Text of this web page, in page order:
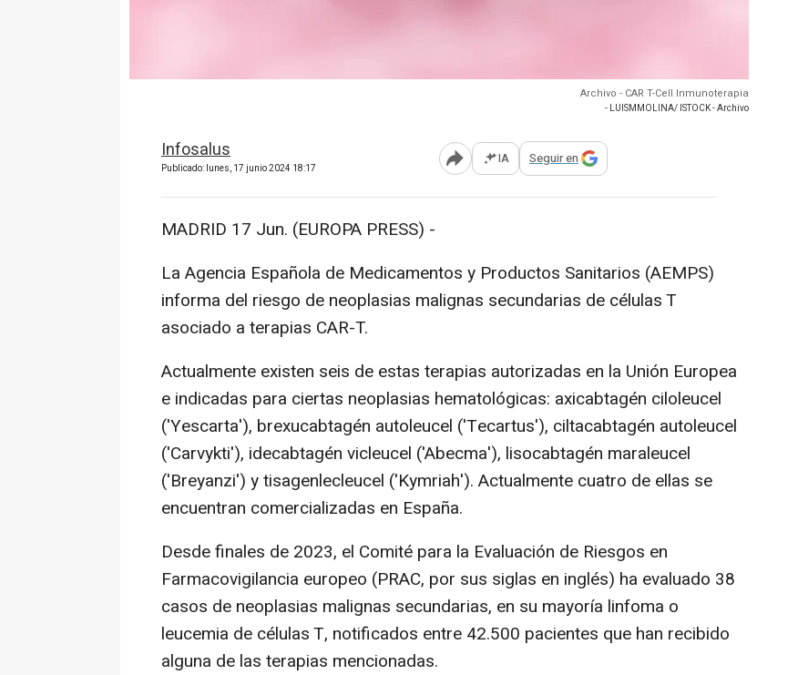
Archivo - CAR T-Cell Inmunoterapia
- LUISMMOLINA/ ISTOCK - Archivo
Infosalus
Publicado: lunes, 17 junio 2024 18:17 Abrir opciones para compartir
IA Seguir en
MADRID 17 Jun. (EUROPA PRESS) -
La Agencia Española de Medicamentos y Productos Sanitarios (AEMPS)
informa del riesgo de neoplasias malignas secundarias de células T
asociado a terapias CAR-T.
Actualmente existen seis de estas terapias autorizadas en la Unión Europea
e indicadas para ciertas neoplasias hematológicas: axicabtagén ciloleucel
('Yescarta'), brexucabtagén autoleucel ('Tecartus'), ciltacabtagén autoleucel
('Carvykti'), idecabtagén vicleucel ('Abecma'), lisocabtagén maraleucel
('Breyanzi') y tisagenlecleucel ('Kymriah'). Actualmente cuatro de ellas se
encuentran comercializadas en España.
Desde finales de 2023, el Comité para la Evaluación de Riesgos en
Farmacovigilancia europeo (PRAC, por sus siglas en inglés) ha evaluado 38
casos de neoplasias malignas secundarias, en su mayoría linfoma o
leucemia de células T, notificados entre 42.500 pacientes que han recibido
alguna de las terapias mencionadas.